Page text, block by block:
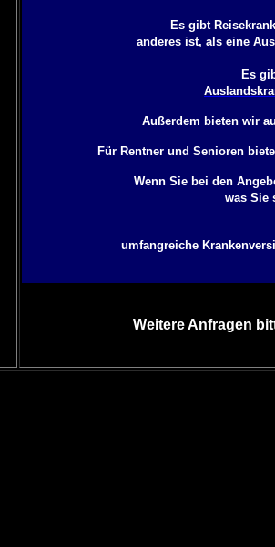
Es gibt
anderes ist, als eine
Es
Außerdem bieten wir
Für Rentner und Senioren
Wenn Sie bei den
was Sie
umfangreiche
Weitere Anfragen